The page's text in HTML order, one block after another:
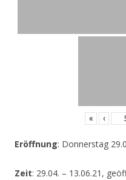
« ‹
Eröffnung: Donnerstag
Zeit: 29.04. – 13.06.21,